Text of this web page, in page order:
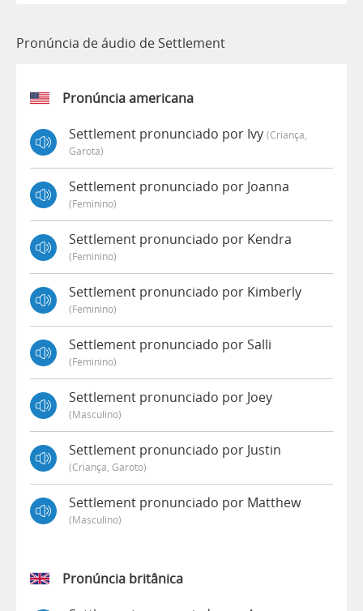
Pronúncia de áudio de Settlement
Pronúncia americana
Settlement pronunciado por Ivy (criança,
Garota)
Settlement pronunciado por Joanna
(feminino)
Settlement pronunciado por Kendra
(feminino)
Settlement pronunciado por Kimberly
(feminino)
Settlement pronunciado por Salli
(feminino)
Settlement pronunciado por Joey
(masculino)
Settlement pronunciado por Justin
(criança, Garoto)
Settlement pronunciado por Matthew
(masculino)
Pronúncia britânica